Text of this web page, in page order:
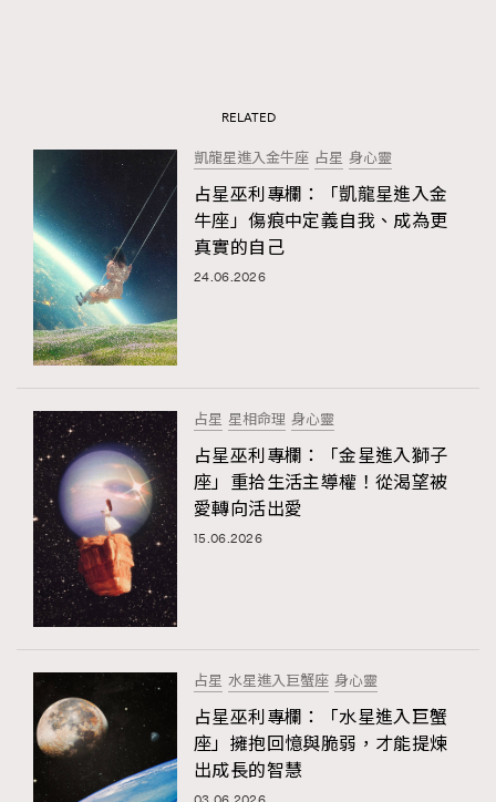
RELATED
凱龍星進入金牛座 占星 身心靈
占星巫利專欄：「凱龍星進入金
牛座」傷痕中定義自我、成為更
真實的自己
24.06.2026
占星 星相命理 身心靈
占星巫利專欄：「金星進入獅子
座」重拾生活主導權！從渴望被
愛轉向活出愛
15.06.2026
占星 水星進入巨蟹座 身心靈
占星巫利專欄：「水星進入巨蟹
座」擁抱回憶與脆弱，才能提煉
出成長的智慧